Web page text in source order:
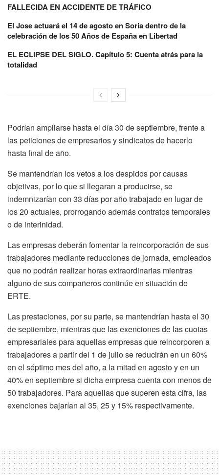
FALLECIDA EN ACCIDENTE DE TRÁFICO
El Jose actuará el 14 de agosto en Soria dentro de la
celebración de los 50 Años de España en Libertad
EL ECLIPSE DEL SIGLO. Capítulo 5: Cuenta atrás para la
totalidad
Podrían ampliarse hasta el día 30 de septiembre, frente a
las peticiones de empresarios y sindicatos de hacerlo
hasta final de año.
Se mantendrían los vetos a los despidos por causas
objetivas, por lo que si llegaran a producirse, se
indemnizarían con 33 días por año trabajado en lugar de
los 20 actuales, prorrogando además contratos temporales
o de interinidad.
Las empresas deberán fomentar la reincorporación de sus
trabajadores mediante reducciones de jornada, empleados
que no podrán realizar horas extraordinarias mientras
alguno de sus compañeros continúe en situación de
ERTE.
Las prestaciones, por su parte, se mantendrían hasta el 30
de septiembre, mientras que las exenciones de las cuotas
empresariales para aquellas empresas que reincorporen a
trabajadores a partir del 1 de julio se reducirán en un 60%
en el séptimo mes del año, a la mitad en agosto y en un
40% en septiembre si dicha empresa cuenta con menos de
50 trabajadores. Para aquellas que superen esta cifra, las
exenciones bajarían al 35, 25 y 15% respectivamente.